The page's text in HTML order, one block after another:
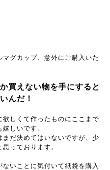
グカップ、意外にご購入いた
買えない物を手にすると
んだ！
しくて作ったものにここまで
しいです。
だ決めてはいないですが、少
っております。
いことに気付いて紙袋を購入